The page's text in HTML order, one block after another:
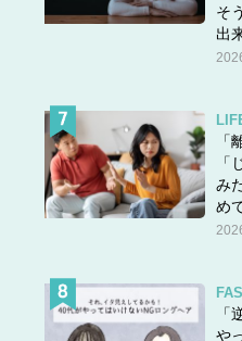
そ
出
「
「
み
め
や